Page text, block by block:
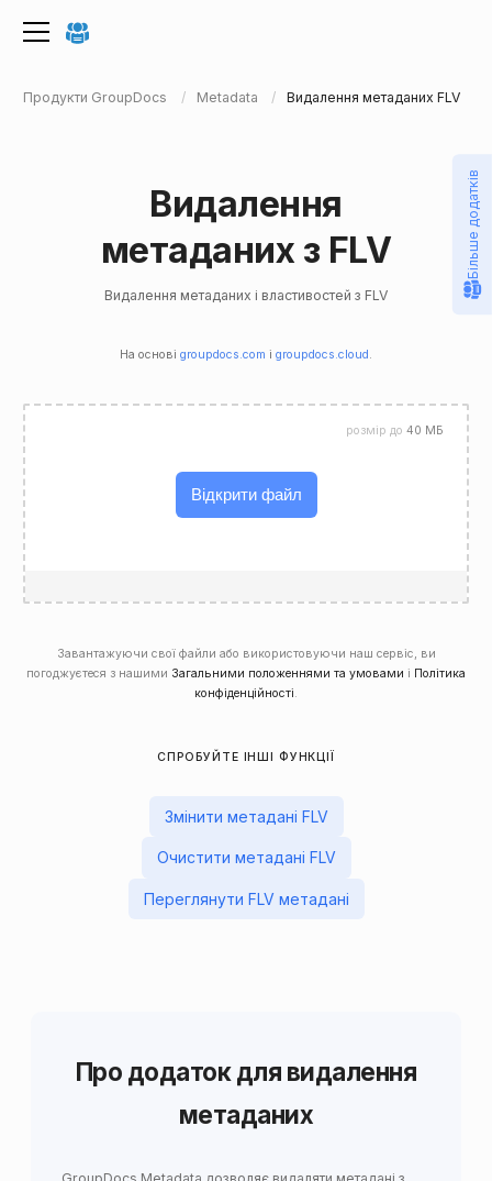
Продукти GroupDocs Metadata Видалення метаданих FLV
Видалення
метаданих з FLV
Видалення метаданих і властивостей з FLV
На основі groupdocs.com і groupdocs.cloud .
Відкрити файл
розмір до 40 МБ
Завантажуючи свої файли або використовуючи наш сервіс, ви
погоджуєтеся з нашими Загальними положеннями та умовами і Політика
конфіденційності.
СПРОБУЙТЕ ІНШІ ФУНКЦІЇ
Змінити метадані FLV
Очистити метадані FLV
Переглянути FLV метадані
Про додаток для видалення
метаданих
Більше додатків